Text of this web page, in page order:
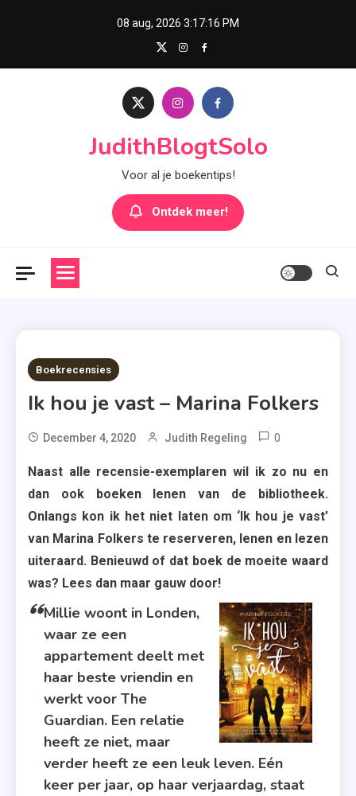
08 aug, 2026 3:17:17 PM
JudithBlogtSolo
Voor al je boekentips!
Ontdek meer!
8 MINS READ
Boekrecensies
Ik hou je vast – Marina Folkers
December 4, 2020 Judith Regeling 0
Boek
Tot
Nu
Toe
,
,
Heftig
Onderwerp
,
Ik
Hou
Je
Vast
Marina
Naast alle recensie-exemplaren wil ik zo nu en
dan ook boeken lenen van de bibliotheek.
Onlangs kon ik het niet laten om ‘Ik hou je vast’
van Marina Folkers te reserveren, lenen en lezen
uiteraard. Benieuwd of dat boek de moeite waard
was? Lees dan maar gauw door!
Millie woont in Londen,
waar ze een
appartement deelt met
haar beste vriendin en
werkt voor The
Guardian. Een relatie
heeft ze niet, maar
verder heeft ze een leuk leven. Eén
keer per jaar, op haar verjaardag, staat